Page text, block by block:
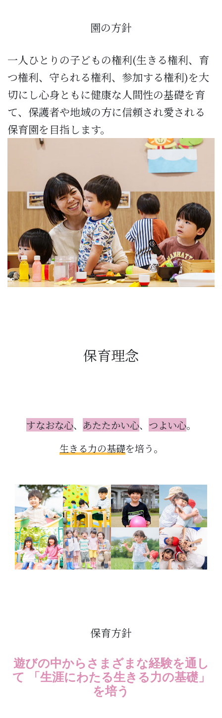
園の方針
一人ひとりの子どもの権利(生きる権利、育
つ権利、守られる権利、参加する権利)を大
切にし心身ともに健康な人間性の基礎を育
て、保護者や地域の方に信頼され愛される
保育園を目指します。
保育理念
すなおな心、 あたたかい心、 つよい心。
生きる力の基礎を培う。
保育方針
遊びの中からさまざまな経験を通し
て 「生涯にわたる生きる力の基礎」
を培う